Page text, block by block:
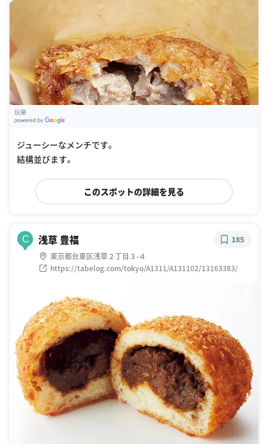
玩樂
ジューシーなメンチです。
結構並びます。
このスポットの詳細を見る
C 浅草 豊福
東京都台東区浅草２丁目３-４
https://tabelog.com/tokyo/A1311/A131102/13163383/
185